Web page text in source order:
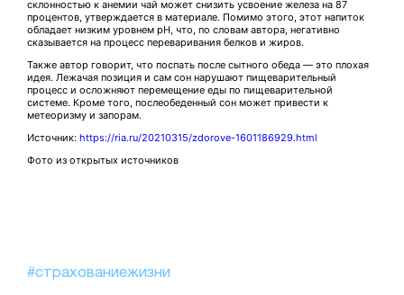
склонностью к анемии чай может снизить усвоение железа на 87
процентов, утверждается в материале. Помимо этого, этот напиток
обладает низким уровнем pH, что, по словам автора, негативно
сказывается на процесс переваривания белков и жиров.
Также автор говорит, что поспать после сытного обеда — это плохая
идея. Лежачая позиция и сам сон нарушают пищеварительный
процесс и осложняют перемещение еды по пищеварительной
системе. Кроме того, послеобеденный сон может привести к
метеоризму и запорам.
Источник: https://ria.ru/20210315/zdorove-1601186929.html
Фото из открытых источников
#страхованиежизни